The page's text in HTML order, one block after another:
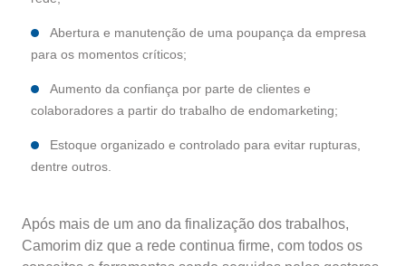
Abertura e manutenção de uma poupança da empresa
para os momentos críticos;
Aumento da confiança por parte de clientes e
colaboradores a partir do trabalho de endomarketing;
Estoque organizado e controlado para evitar rupturas,
dentre outros.
Após mais de um ano da finalização dos trabalhos,
Camorim diz que a rede continua firme, com todos os